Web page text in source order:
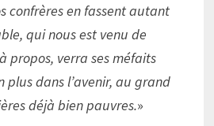
confrères en fassent autant
qui nous est venu de
propos, verra ses méfaits
plus dans l’avenir, au grand
déjà bien pauvres.»